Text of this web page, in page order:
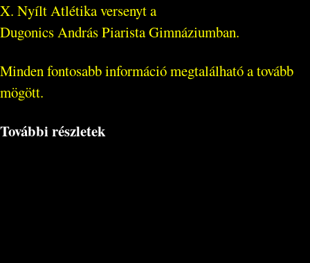
X. Nyílt Atlétika versenyt a
Dugonics András Piarista Gimnáziumban.
Minden fontosabb információ megtalálható a tovább
mögött.
További részletek